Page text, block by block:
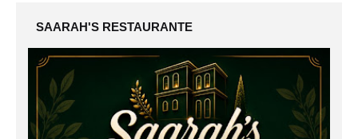
SAARAH'S RESTAURANTE